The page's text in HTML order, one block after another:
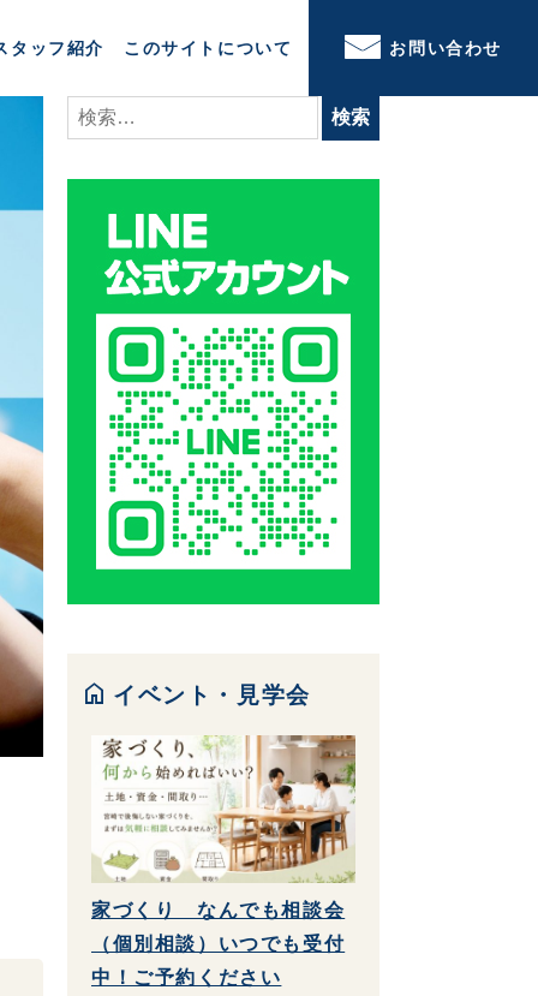
タッフ紹介 このサイトについて お問い合わせ
検
索:
home イベント・見学会
家づくり なんでも相談会
（個別相談）いつでも受付
中！ご予約ください